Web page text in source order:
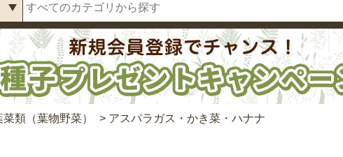
菜類（葉物野菜） > アスパラガス・かき菜・ハナナ